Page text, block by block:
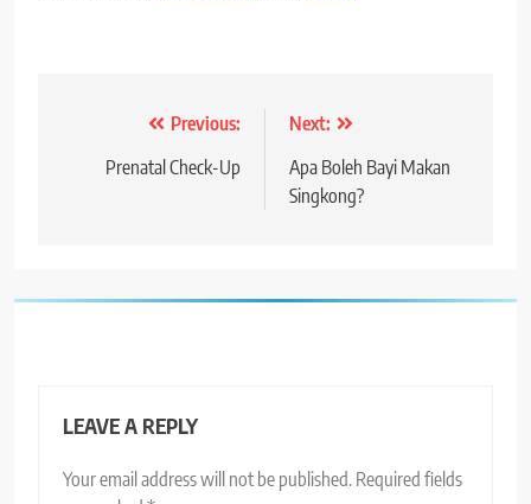
navigation
Previous:
Prenatal Check-Up
Next:
Apa Boleh Bayi Makan
Singkong?
LEAVE A REPLY
Your email address will not be published. Required fields